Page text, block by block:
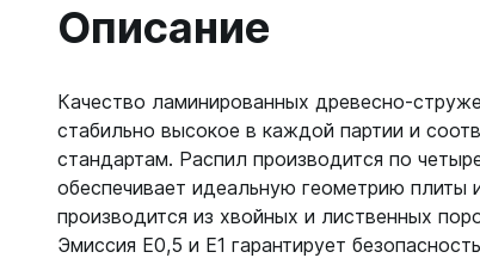
Описание
Качество ламинированных древесно-
стабильно высокое в каждой партии и
стандартам. Распил производится по
обеспечивает идеальную геометрию плиты
производится из хвойных и лиственных
Эмиссия Е0,5 и Е1 гарантирует